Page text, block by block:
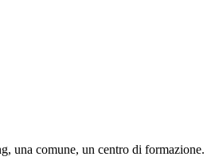
una comune, un centro di formazione.